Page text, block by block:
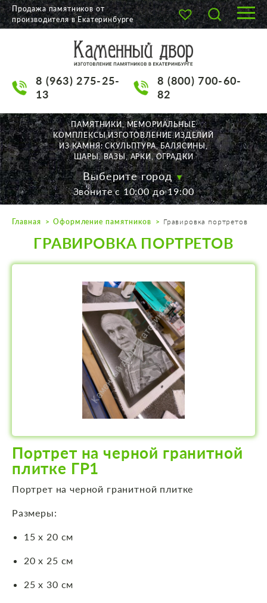
О КОМПАНИИ
НАШИ РАБОТЫ
АКЦИИ
ДОСТАВКА
КОНТАКТЫ
K2532513@yandex.ru
Пн. — Пт. с 10:00 до 19:00
Воскресенье по договор.
Продажа памятников от
производителя в Екатеринбурге
8 (963) 275-25-
13
8 (800) 700-60-
82
ПАМЯТНИКИ, МЕМОРИАЛЬНЫЕ
КОМПЛЕКСЫ,ИЗГОТОВЛЕНИЕ ИЗДЕЛИЙ
ИЗ КАМНЯ: СКУЛЬПТУРА, БАЛЯСИНЫ,
ШАРЫ, ВАЗЫ, АРКИ, ОГРАДКИ
Выберите город
Звоните с 10:00 до 19:00
Главная Оформление памятников Гравировка портретов
ГРАВИРОВКА ПОРТРЕТОВ
Портрет на черной гранитной
плитке ГР1
Портрет на черной гранитной плитке
Размеры:
15 х 20 см
20 х 25 см
25 х 30 см